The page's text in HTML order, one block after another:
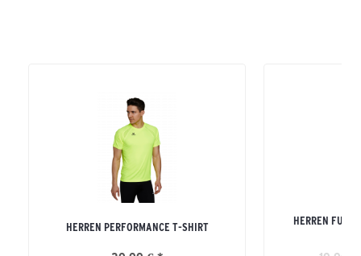
HERREN PERFORMANCE T-SHIRT
HERREN